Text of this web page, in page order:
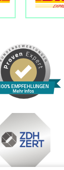
EMPFEHLUNGEN
Mehr Infos